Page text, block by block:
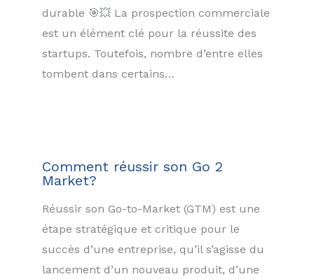
durable 🎯💥 La prospection commerciale
est un élément clé pour la réussite des
startups. Toutefois, nombre d’entre elles
tombent dans certains…
Comment réussir son Go 2
Market?
Réussir son Go-to-Market (GTM) est une
étape stratégique et critique pour le
succès d’une entreprise, qu’il s’agisse du
lancement d’un nouveau produit, d’une